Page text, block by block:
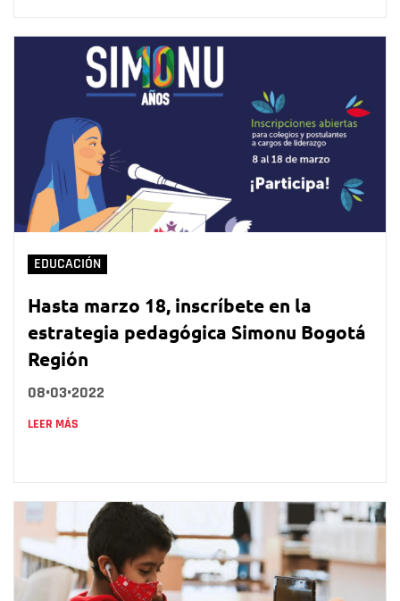
EDUCACIÓN
Hasta marzo 18, inscríbete en la
estrategia pedagógica Simonu Bogotá
Región
08•03•2022
LEER MÁS